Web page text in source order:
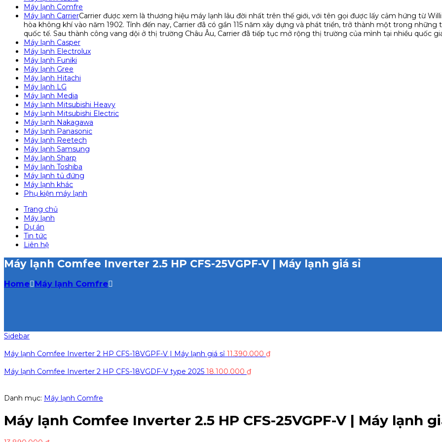
Máy lạnh Comfre
Máy lạnh CarrierCarrier được xem là thương hiệu máy lạnh lâu đời nhất trên thế giới, với tên gọi được lấy cảm hứng từ
hòa không khí vào năm 1902. Tính đến nay, Carrier đã có gần 115 năm xây dựng và phát triển, trở thành một trong
quốc tế. Sau thành công vang dội ở thị trường Châu Âu, Carrier đã tiếp tục mở rộng thị trường của mình tại nhiều quốc
Máy lạnh Casper
Máy lạnh Electrolux
Máy lạnh Funiki
Máy lạnh Gree
Máy lạnh Hitachi
Máy lạnh LG
Máy lạnh Media
Máy lạnh Mitsubishi Heavy
Máy lạnh Mitsubishi Electric
Máy lạnh Nakagawa
Máy lạnh Panasonic
Máy lạnh Reetech
Máy lạnh Samsung
Máy lạnh Sharp
Máy lạnh Toshiba
Máy lạnh tủ đứng
Máy lạnh khác
Phụ kiện máy lạnh
Trang chủ
Máy lạnh
Dự án
Tin tức
Liên hệ
Máy lạnh Comfee Inverter 2.5 HP CFS-25VGPF-V | Máy lạnh giá sỉ
Home Máy lạnh Comfre
Sidebar
Máy lạnh Comfee Inverter 2 HP CFS-18VGPF-V | Máy lạnh giá sỉ 11.390.000 ₫
Máy lạnh Comfee Inverter 2 HP CFS-18VGDF-V type 2025 18.100.000 ₫
Danh mục: Máy lạnh Comfre
Máy lạnh Comfee Inverter 2.5 HP CFS-25VGPF-V | Máy lạnh